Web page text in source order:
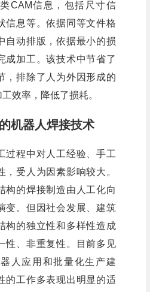
CAM信息，包括尺寸信
信息等。依据同等文件格
自动排版，依据最小的损
成加工。该技术中节省了
，排除了人为外因形成的
效率，降低了损耗。
机器人焊接技术
过程中对人工经验、手工
，受人为因素影响较大。
构的焊接制造由人工化向
变。但因社会发展、建筑
构的独立性和多样性造成
性、非重复性。目前多见
人应用和批量化生产建
的工作多表现出明显的适